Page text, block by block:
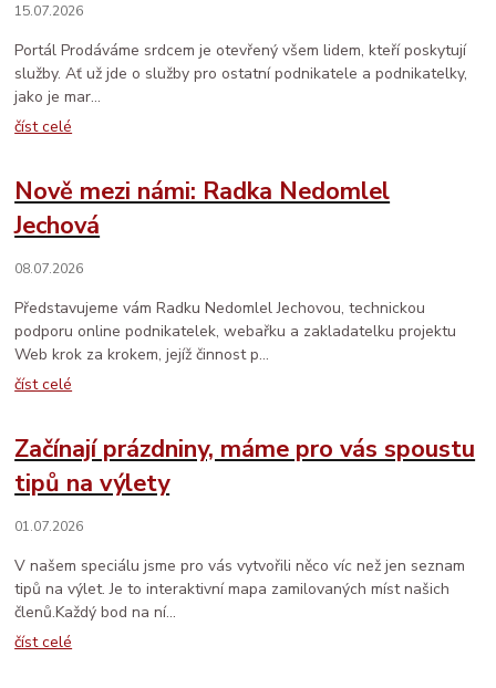
15.07.2026
Portál Prodáváme srdcem je otevřený všem lidem, kteří poskytují
služby. Ať už jde o služby pro ostatní podnikatele a podnikatelky,
jako je mar...
číst celé
Nově mezi námi: Radka Nedomlel
Jechová
08.07.2026
Představujeme vám Radku Nedomlel Jechovou, technickou
podporu online podnikatelek, webařku a zakladatelku projektu
Web krok za krokem, jejíž činnost p...
číst celé
Začínají prázdniny, máme pro vás spoustu
tipů na výlety
01.07.2026
V našem speciálu jsme pro vás vytvořili něco víc než jen seznam
tipů na výlet. Je to interaktivní mapa zamilovaných míst našich
členů.Každý bod na ní...
číst celé